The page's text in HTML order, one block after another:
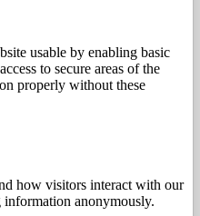
usable by enabling basic
to secure areas of the
properly without these
how visitors interact with our
anonymously.